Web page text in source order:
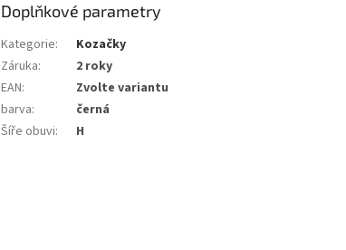
Doplňkové parametry
Kategorie:
Kozačky
Záruka:
2 roky
EAN:
Zvolte variantu
barva:
černá
Šíře obuvi: H